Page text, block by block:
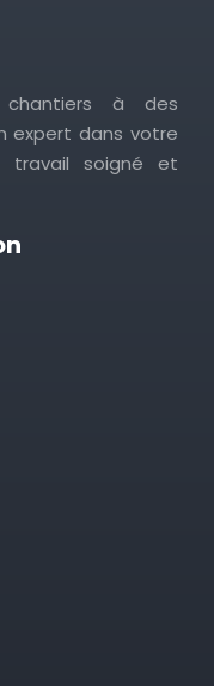
à des
expert dans votre
travail soigné et